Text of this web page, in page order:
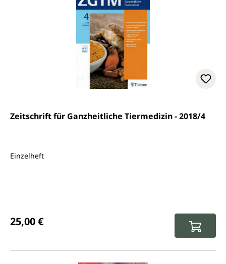
Zeitschrift für Ganzheitliche Tiermedizin - 2018/4
Einzelheft
25,00 €